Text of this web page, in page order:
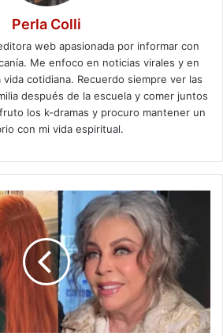
Perla Colli
web apasionada por informar con
Me enfoco en noticias virales y en
cotidiana. Recuerdo siempre ver las
después de la escuela y comer juntos
los k-dramas y procuro mantener un
con mi vida espiritual.